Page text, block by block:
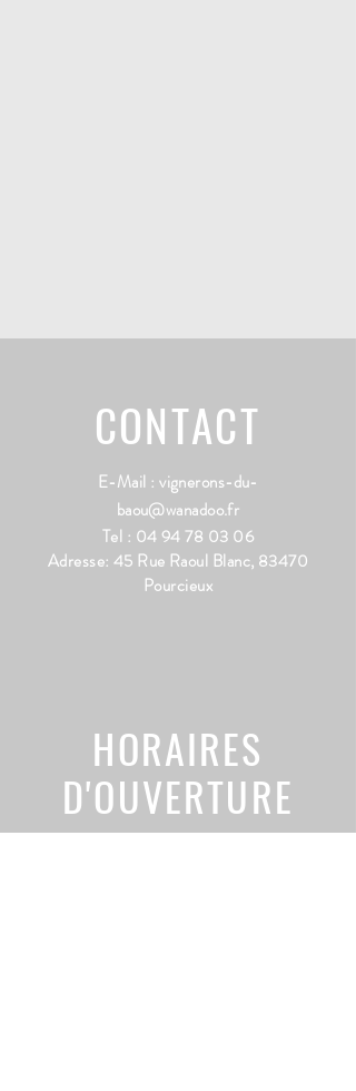
CONTACT
E-Mail :vignerons-du-
baou@wanadoo.fr
Tel : 04 94 78 03 06
Adresse: 45 Rue Raoul Blanc, 83470
Pourcieux
HORAIRES
D'OUVERTURE